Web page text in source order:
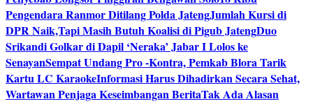
Pengendara Ranmor Ditilang Polda JatengJumlah Kursi di
DPR Naik,Tapi Masih Butuh Koalisi di Pigub JatengDuo
Srikandi Golkar di Dapil ‘Neraka’ Jabar I Lolos ke
SenayanSempat Undang Pro -Kontra, Pemkab Blora Tarik
Kartu LC KaraokeInformasi Harus Dihadirkan Secara Sehat,
Wartawan Penjaga Keseimbangan BeritaTak Ada Alasan